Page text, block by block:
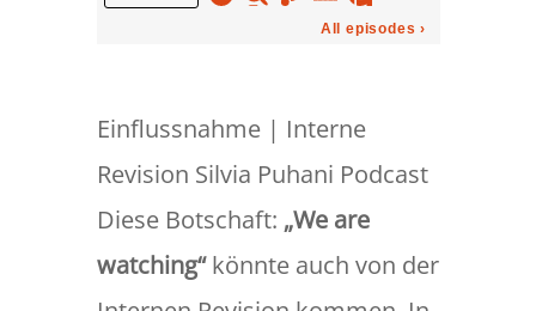
Einflussnahme | Interne
Revision Silvia Puhani Podcast
Diese Botschaft: „We are
watching“könnte auch von der